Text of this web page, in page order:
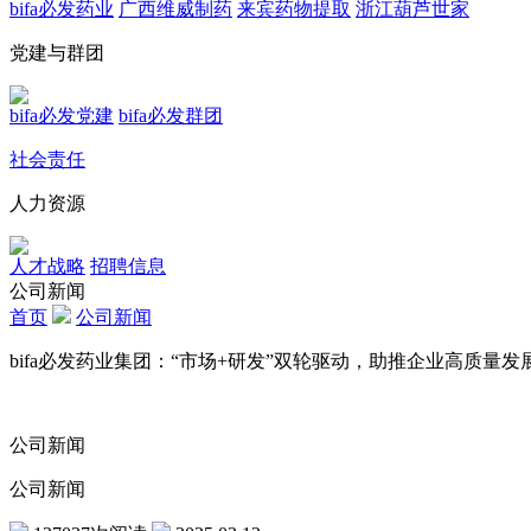
bifa必发药业 广西维威制药 来宾药物提取 浙江葫芦世家
党建与群团
bifa必发党建 bifa必发群团
社会责任
人力资源
人才战略 招聘信息
公司新闻
首页
公司新闻
bifa必发药业集团：“市场+研发”双轮驱动，助推企业高质量发
公司新闻
公司新闻